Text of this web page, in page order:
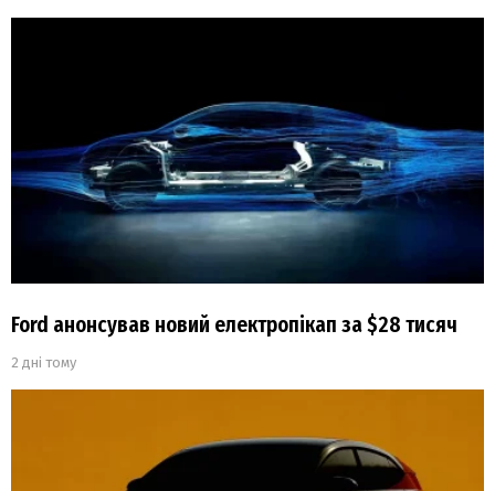
Ford анонсував новий електропікап за $28 тисяч
2 дні тому